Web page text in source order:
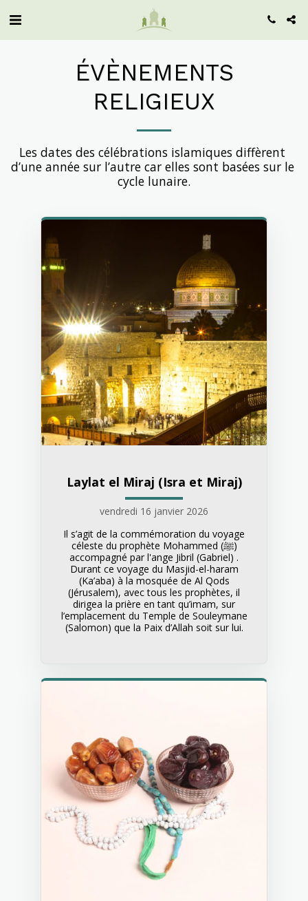
ÉVÈNEMENTS
RELIGIEUX
Les dates des célébrations islamiques diffèrent
d’une année sur l’autre car elles sont basées sur le
cycle lunaire.
Laylat el Miraj (Isra et Miraj)
vendredi 16 janvier 2026
Il s’agit de la commémoration du voyage
céleste du prophète Mohammed (ﷺ)
accompagné par l'ange Jibril (Gabriel) .
Durant ce voyage du Masjid-el-haram
(Ka’aba) à la mosquée de Al Qods
(Jérusalem), avec tous les prophètes, il
dirigea la prière en tant qu’imam, sur
l’emplacement du Temple de Souleymane
(Salomon) que la Paix d’Allah soit sur lui.